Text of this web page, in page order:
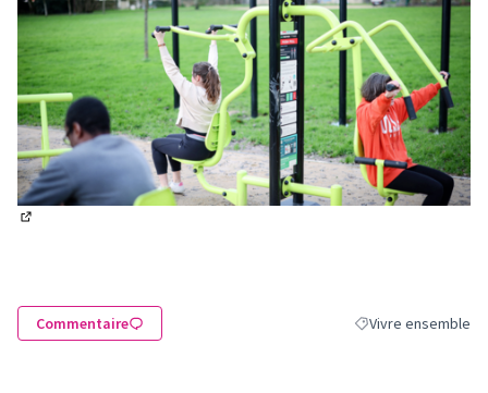
Commentaire Filtrer les résultats
Vivre ensemble